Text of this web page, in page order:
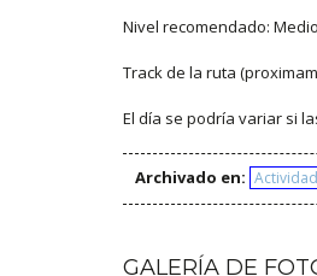
Nivel recomendado: Medio
Track de la ruta
El día se podría variar si
Archivado en:
GALERÍA DE